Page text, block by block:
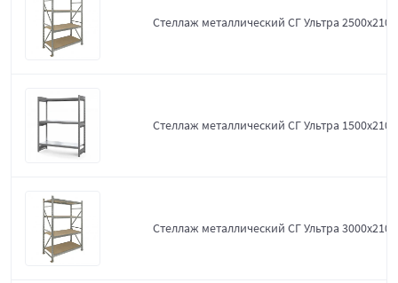
Стеллаж металлический СГ Ультра
Стеллаж металлический СГ Ультра
Стеллаж металлический СГ Ультра